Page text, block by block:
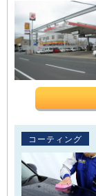
コーティング